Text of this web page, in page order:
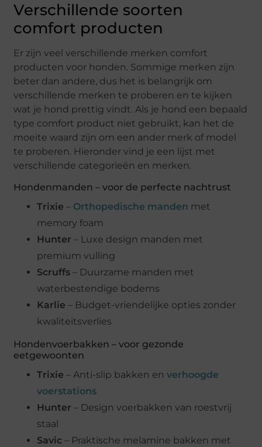
Verschillende soorten
comfort producten
Er zijn veel verschillende merken comfort
producten voor honden. Sommige merken zijn
beter dan andere, dus het is belangrijk om
verschillende merken te proberen en te kijken
wat je hond prettig vindt. Als je hond een bepaald
type comfort product niet gebruikt, kan het de
moeite waard zijn om een ander merk of model
te proberen. Hieronder vind je een lijst met
verschillende categorieën en merken.
Hondenmanden – voor de perfecte nachtrust
Trixie – Orthopedische manden met
memory foam
Hunter – Luxe design manden met
premium vulling
Scruffs – Duurzame manden met
waterbestendige bodems
Karlie – Budget-vriendelijke opties zonder
kwaliteitsverlies
Hondenvoerbakken – voor gezonde
eetgewoonten
Trixie – Anti-slip bakken enverhoogde
voerstations
Hunter – Design voerbakken van roestvrij
staal
Savic – Praktische melamine bakken met